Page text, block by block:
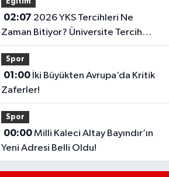
02:07
Zaman Bitiyor? Üniversite Tercih
Sonuçları Açıklandı Mı?
Spor
01:00İki Büyükten Avrupa’da Kritik
Zaferler!
Spor
00:00Milli Kaleci Altay Bayındır’ın
Yeni Adresi Belli Oldu!